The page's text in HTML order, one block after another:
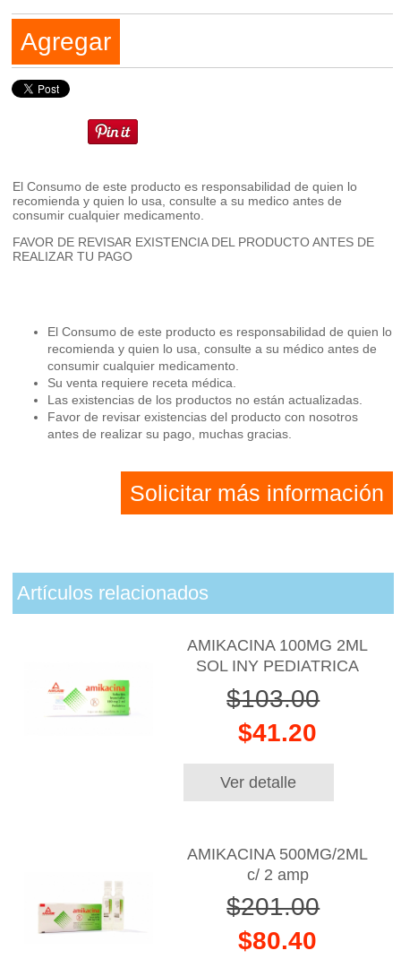
Agregar
El Consumo de este producto es responsabilidad de quien lo
recomienda y quien lo usa, consulte a su medico antes de
consumir cualquier medicamento.
FAVOR DE REVISAR EXISTENCIA DEL PRODUCTO ANTES DE
REALIZAR TU PAGO
El Consumo de este producto es responsabilidad de quien lo
recomienda y quien lo usa, consulte a su médico antes de
consumir cualquier medicamento.
Su venta requiere receta médica.
Las existencias de los productos no están actualizadas.
Favor de revisar existencias del producto con nosotros
antes de realizar su pago, muchas gracias.
Solicitar más información
Artículos relacionados
AMIKACINA 100MG 2ML
SOL INY PEDIATRICA
$103.00
$41.20
Ver detalle
AMIKACINA 500MG/2ML
c/ 2 amp
$201.00
$80.40